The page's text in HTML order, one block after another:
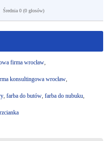
0 (0 głosów)
firma wrocław,
konsultingowa wrocław,
, farba do butów, farba do nubuku,